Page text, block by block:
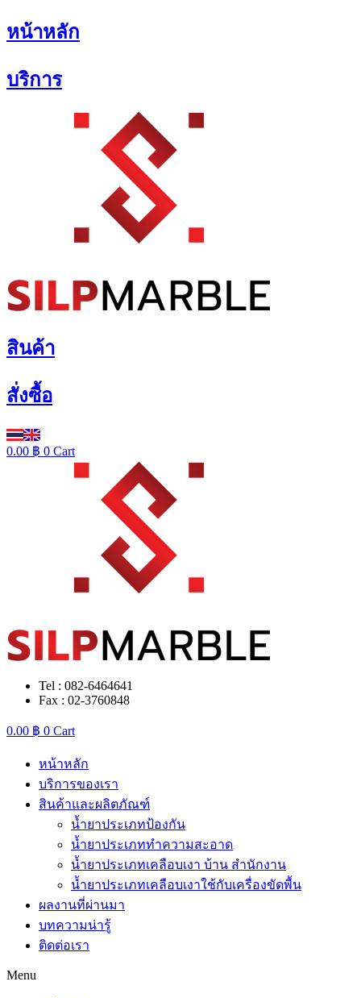
Skip
to
หน้าหลัก
บริการ
สินค้า
สั่งซื้อ
0.00 ฿ 0 Cart
Tel : 082-6464641
Fax : 02-3760848
0.00 ฿ 0 Cart
หน้าหลัก
บริการของเรา
สินค้าและผลิตภัณฑ์
น้ำยาประเภทป้องกัน
น้ำยาประเภททำความสะอาด
น้ำยาประเภทเคลือบเงา บ้าน สำนักงาน
น้ำยาประเภทเคลือบเงาใช้กับเครื่องขัดพื้น
ผลงานที่ผ่านมา
บทความน่ารู้
ติดต่อเรา
Menu